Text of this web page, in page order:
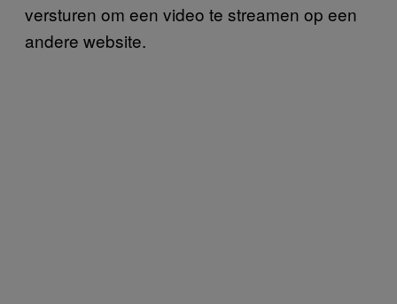
versturen om een video te streamen op een
andere website.